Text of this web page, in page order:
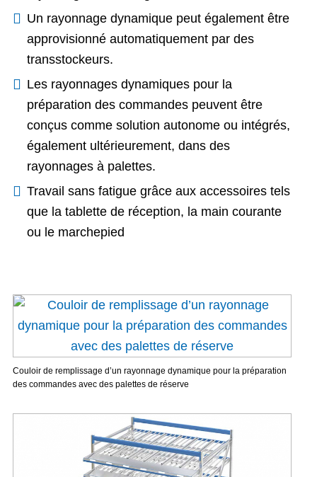
Un rayonnage dynamique peut également être
approvisionné automatiquement par des
transstockeurs.
Les rayonnages dynamiques pour la
préparation des commandes peuvent être
conçus comme solution autonome ou intégrés,
également ultérieurement, dans des
rayonnages à palettes.
Travail sans fatigue grâce aux accessoires tels
que la tablette de réception, la main courante
ou le marchepied
Couloir de remplissage d’un rayonnage dynamique pour la préparation
des commandes avec des palettes de réserve